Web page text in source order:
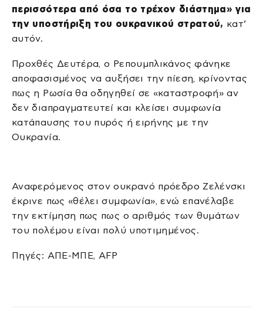
περισσότερα από όσα το τρέχον διάστημα» για
την υποστήριξη του ουκρανικού στρατού, κατ’
αυτόν.
Προχθές Δευτέρα, ο Ρεπουμπλικάνος φάνηκε
αποφασισμένος να αυξήσει την πίεση, κρίνοντας
πως η Ρωσία θα οδηγηθεί σε «καταστροφή» αν
δεν διαπραγματευτεί και κλείσει συμφωνία
κατάπαυσης του πυρός ή ειρήνης με την
Ουκρανία.
Αναφερόμενος στον ουκρανό πρόεδρο Ζελένσκι
έκρινε πως «θέλει συμφωνία», ενώ επανέλαβε
την εκτίμηση πως πως ο αριθμός των θυμάτων
του πολέμου είναι πολύ υποτιμημένος.
Πηγές: ΑΠΕ-ΜΠΕ, AFP